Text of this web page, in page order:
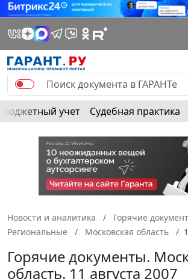
Бюджетный учет Судебная практика
Новости и аналитика
Горячие
Региональные
Московская область
Горячие документы.
область. 11 августа 2007